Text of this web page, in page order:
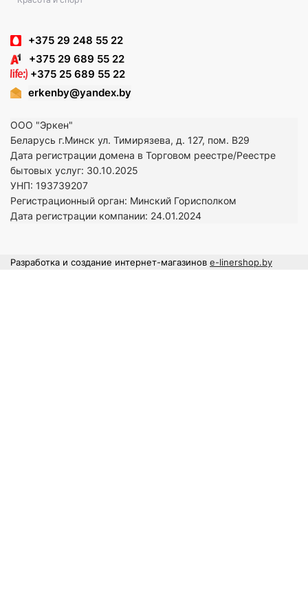
+375 29 248 55 22
+375 29 689 55 22
+375 25 689 55 22
erkenby@yandex.by
ООО "Эркен"
Беларусь г.Минск ул. Тимирязева, д. 127, пом. В29
Дата регистрации домена в Торговом реестре/Реестре
бытовых услуг: 30.10.2025
УНП: 193739207
Регистрационный орган: Минский Горисполком
Дата регистрации компании: 24.01.2024
Разработка и создание интернет-магазинов e-linershop.by